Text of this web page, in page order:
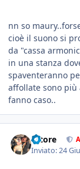
nn so
cioè il suono si
da "cassa
in una stanza
spaventeranno
affollate sono
fanno caso..
tatore
Inviato:24